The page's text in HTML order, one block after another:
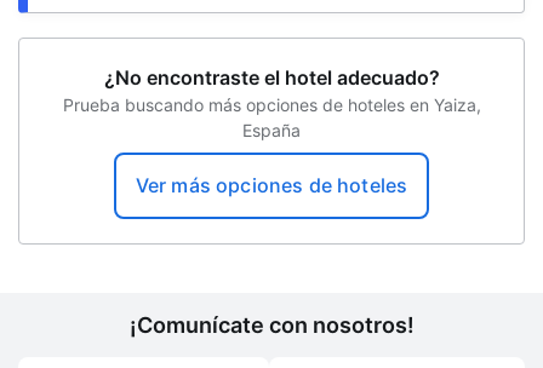
Estacionamiento en la calle
Spa
Bodas
¿No encontraste el hotel adecuado?
Prueba buscando más opciones de hoteles en Yaiza,
España
Ver más opciones de hoteles
¡Comunícate con nosotros!